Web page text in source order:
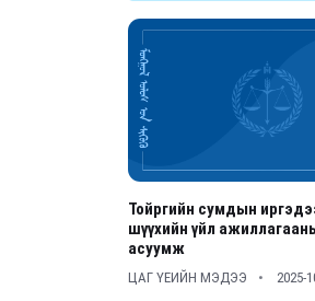
Тойргийн сумдын
шүүхийн үйл
асуумж
ЦАГ ҮЕИЙН МЭДЭЭ 2025-